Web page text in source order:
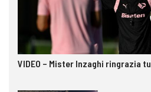
VIDEO – Mister Inzaghi ringrazia